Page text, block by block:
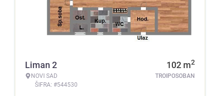
Liman 2
NOVI SAD
ŠIFRA: #544530
102 m2
TROIPOSOBAN